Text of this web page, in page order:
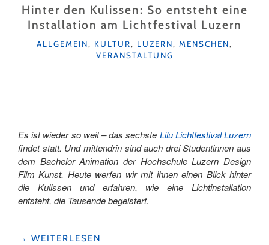
(FAST)
18-
STÜNDIGER
FASNACHTS-
Hinter den Kulissen: So entsteht eine
Installation am Lichtfestival Luzern
KATEGORIEN
ALLGEMEIN, KULTUR, LUZERN, MENSCHEN,
VERANSTALTUNG
Es ist wieder so weit – das sechste Lilu Lichtfestival Luzern
findet statt. Und mittendrin sind auch drei Studentinnen aus
dem Bachelor Animation der Hochschule Luzern Design
Film Kunst. Heute werfen wir mit ihnen einen Blick hinter
die Kulissen und erfahren, wie eine Lichtinstallation
entsteht, die Tausende begeistert.
"HINTER
→ WEITERLESEN